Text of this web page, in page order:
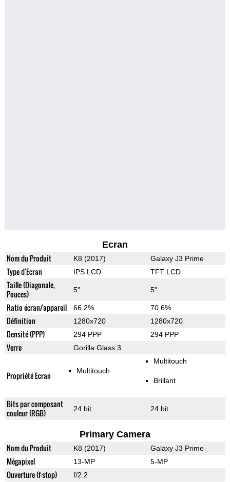
Ecran
Nom du Produit K8 (2017) Galaxy J3 Prime
Type d'Ecran IPS LCD TFT LCD
Taille (Diagonale,
Pouces)
5" 5"
Ratio écran/appareil 66.2% 70.6%
Définition 1280x720 1280x720
Densité (PPP) 294 PPP 294 PPP
Verre Gorilla Glass 3
Propriété Ecran Multitouch
Multitouch
Brillant
Bits par composant
couleur (RGB)
24 bit 24 bit
Primary Camera
Nom du Produit K8 (2017) Galaxy J3 Prime
Mégapixel 13-MP 5-MP
Ouverture (f-stop) f/2.2